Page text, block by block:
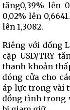
tăng0,39% lên
0,02% lên
lên 1,3082.
Riêng với đồng
cặp USD/TRY
thanh khoản
đóng cửa cho
áp lực trong vài
đồng tình trong